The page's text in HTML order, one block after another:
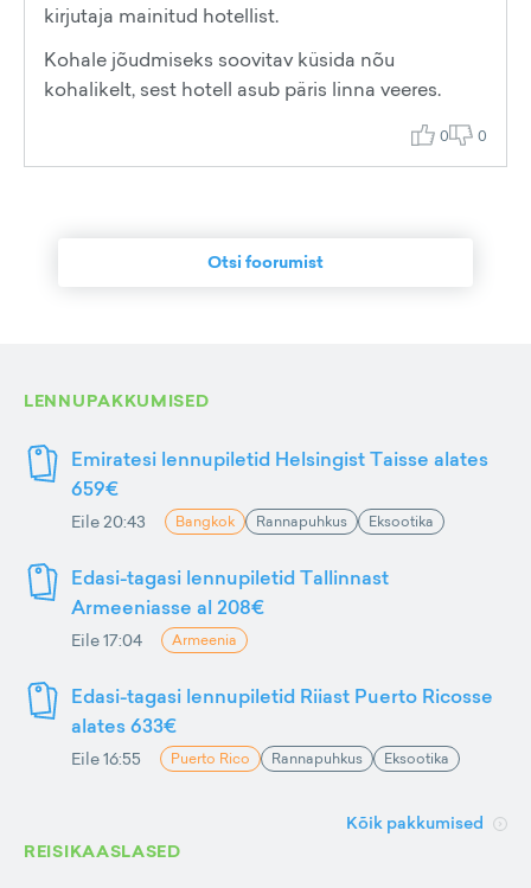
kirjutaja mainitud hotellist.
Kohale jõudmiseks soovitav küsida nõu
kohalikelt, sest hotell asub päris linna veeres.
0 0
Otsi foorumist
LENNUPAKKUMISED
Emiratesi lennupiletid Helsingist Taisse alates
659€
Eile 20:43 Bangkok Rannapuhkus Eksootika
Edasi-tagasi lennupiletid Tallinnast
Armeeniasse al 208€
Eile 17:04 Armeenia
Edasi-tagasi lennupiletid Riiast Puerto Ricosse
alates 633€
Eile 16:55 Puerto Rico Rannapuhkus Eksootika
Kõik pakkumised
REISIKAASLASED